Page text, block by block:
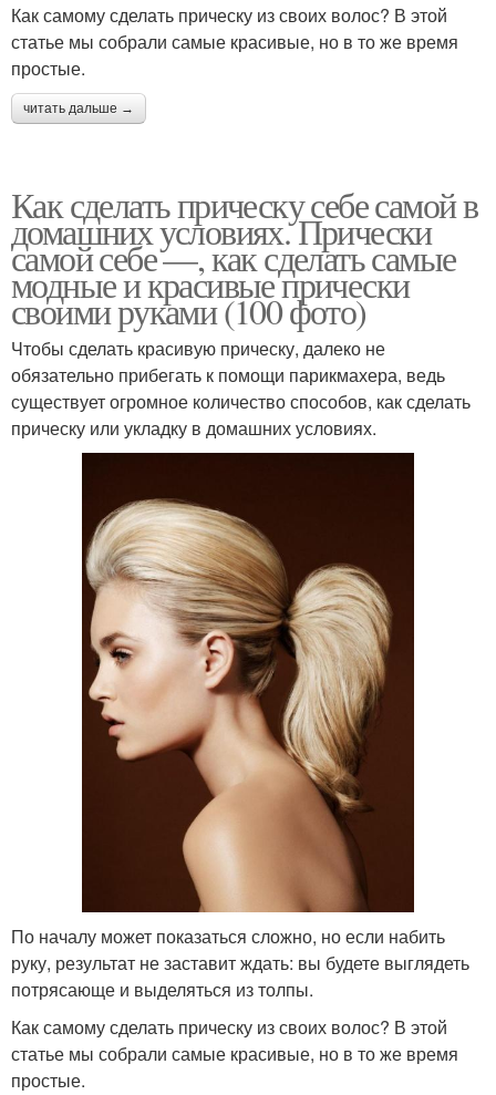
Как самому сделать прическу из своих волос? В этой
статье мы собрали самые красивые, но в то же время
простые.
читать дальше →
Как сделать прическу себе самой в
домашних условиях. Прически
самой себе —, как сделать самые
модные и красивые прически
своими руками (100 фото)
Чтобы сделать красивую прическу, далеко не
обязательно прибегать к помощи парикмахера, ведь
существует огромное количество способов, как сделать
прическу или укладку в домашних условиях.
По началу может показаться сложно, но если набить
руку, результат не заставит ждать: вы будете выглядеть
потрясающе и выделяться из толпы.
Как самому сделать прическу из своих волос? В этой
статье мы собрали самые красивые, но в то же время
простые.